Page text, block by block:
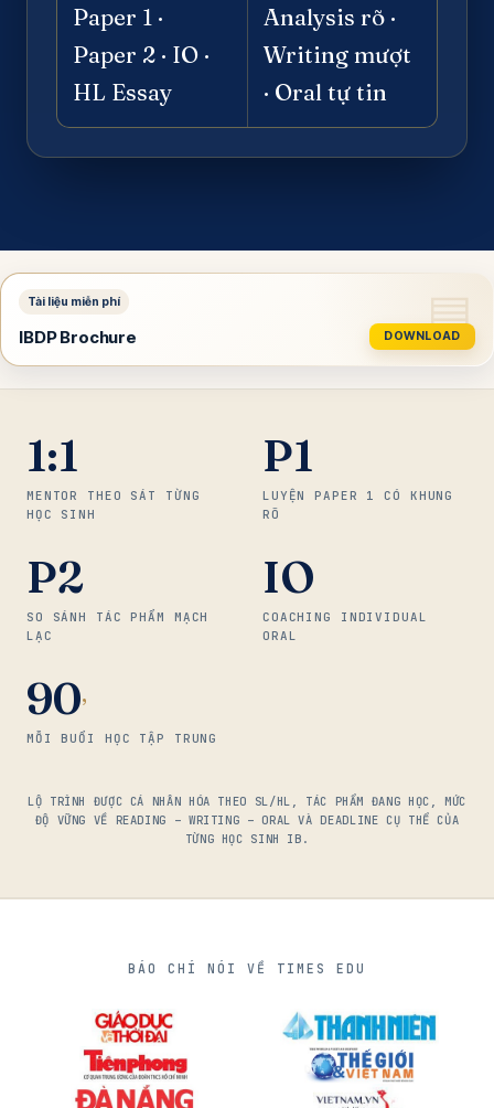
Paper 1 ·
Paper 2 · IO ·
HL Essay
Analysis rõ ·
Writing mượt
· Oral tự tin
IBDP Brochure DOWNLOAD
1:1
MENTOR THEO SÁT TỪNG
HỌC SINH
P1
LUYỆN PAPER 1 CÓ KHUNG
RÕ
P2
SO SÁNH TÁC PHẨM MẠCH
LẠC
IO
COACHING INDIVIDUAL
ORAL
90’
MỖI BUỔI HỌC TẬP TRUNG
LỘ TRÌNH ĐƯỢC CÁ NHÂN HÓA THEO SL/HL, TÁC PHẨM ĐANG HỌC, MỨC
ĐỘ VỮNG VỀ READING – WRITING – ORAL VÀ DEADLINE CỤ THỂ CỦA
TỪNG HỌC SINH IB.
BÁO CHÍ NÓI VỀ TIMES EDU